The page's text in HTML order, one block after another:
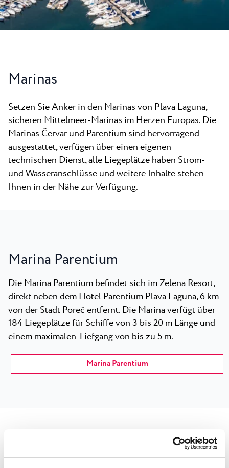
Strände
Plava Laguna Sport
Gastronomie
Pepi Club
Alles Erkunden
Neu
Kontakt
Marinas
Setzen Sie Anker in den Marinas von Plava Laguna,
sicheren Mittelmeer-Marinas im Herzen Europas. Die
Marinas Červar und Parentium sind hervorragend
ausgestattet, verfügen über einen eigenen
technischen Dienst, alle Liegeplätze haben Strom-
und Wasseranschlüsse und weitere Inhalte stehen
Ihnen in der Nähe zur Verfügung.
Marina Parentium
Die Marina Parentium befindet sich im Zelena Resort,
direkt neben dem Hotel Parentium Plava Laguna, 6 km
von der Stadt Poreč entfernt. Die Marina verfügt über
184 Liegeplätze für Schiffe von 3 bis 20 m Länge und
einem maximalen Tiefgang von bis zu 5 m.
Marina Parentium
Marina Červar